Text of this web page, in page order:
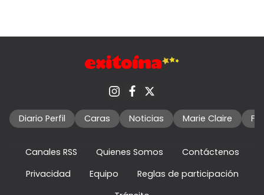
Diario Perfil Caras Noticias Marie Claire
Canales RSS Quienes Somos
Contáctenos
Privacidad
Equipo
Reglas de participación